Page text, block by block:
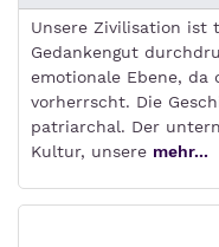
Unsere Zivilisation ist
Gedankengut
emotionale Ebene, da
vorherrscht. Die
patriarchal. Der
Kultur, unsere mehr...